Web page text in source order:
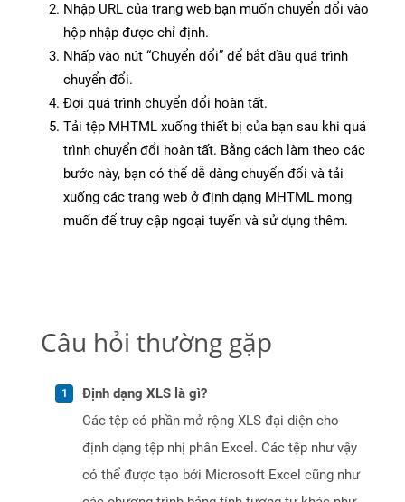
Nhập URL của trang web bạn muốn chuyển đổi vào
hộp nhập được chỉ định.
Nhấp vào nút “Chuyển đổi” để bắt đầu quá trình
chuyển đổi.
Đợi quá trình chuyển đổi hoàn tất.
Tải tệp MHTML xuống thiết bị của bạn sau khi quá
trình chuyển đổi hoàn tất. Bằng cách làm theo các
bước này, bạn có thể dễ dàng chuyển đổi và tải
xuống các trang web ở định dạng MHTML mong
muốn để truy cập ngoại tuyến và sử dụng thêm.
Câu hỏi thường gặp
Định dạng XLS là gì?
Các tệp có phần mở rộng XLS đại diện cho
định dạng tệp nhị phân Excel. Các tệp như vậy
có thể được tạo bởi Microsoft Excel cũng như